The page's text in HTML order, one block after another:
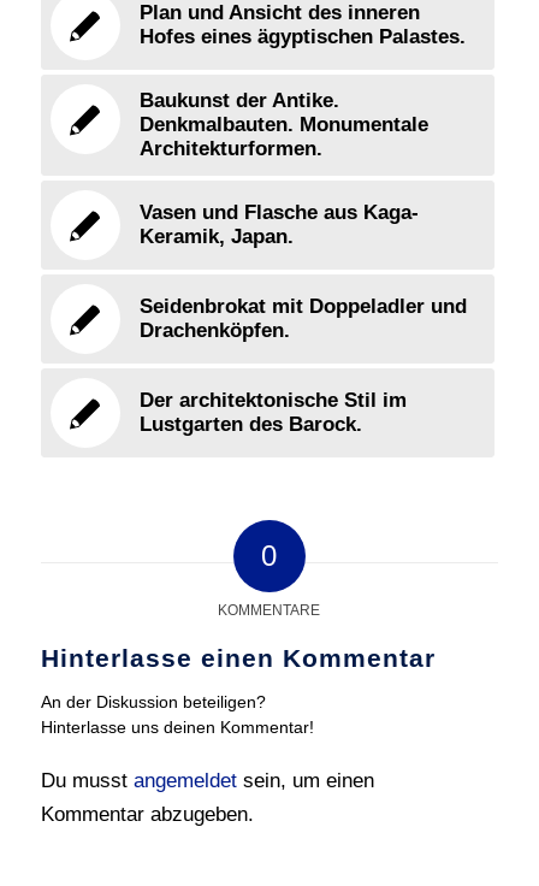
Plan und Ansicht des inneren
Hofes eines ägyptischen Palastes.
Baukunst der Antike.
Denkmalbauten. Monumentale
Architekturformen.
Vasen und Flasche aus Kaga-
Keramik, Japan.
Seidenbrokat mit Doppeladler und
Drachenköpfen.
Der architektonische Stil im
Lustgarten des Barock.
0
KOMMENTARE
Hinterlasse einen Kommentar
An der Diskussion beteiligen?
Hinterlasse uns deinen Kommentar!
Du musst angemeldetsein, um einen
Kommentar abzugeben.